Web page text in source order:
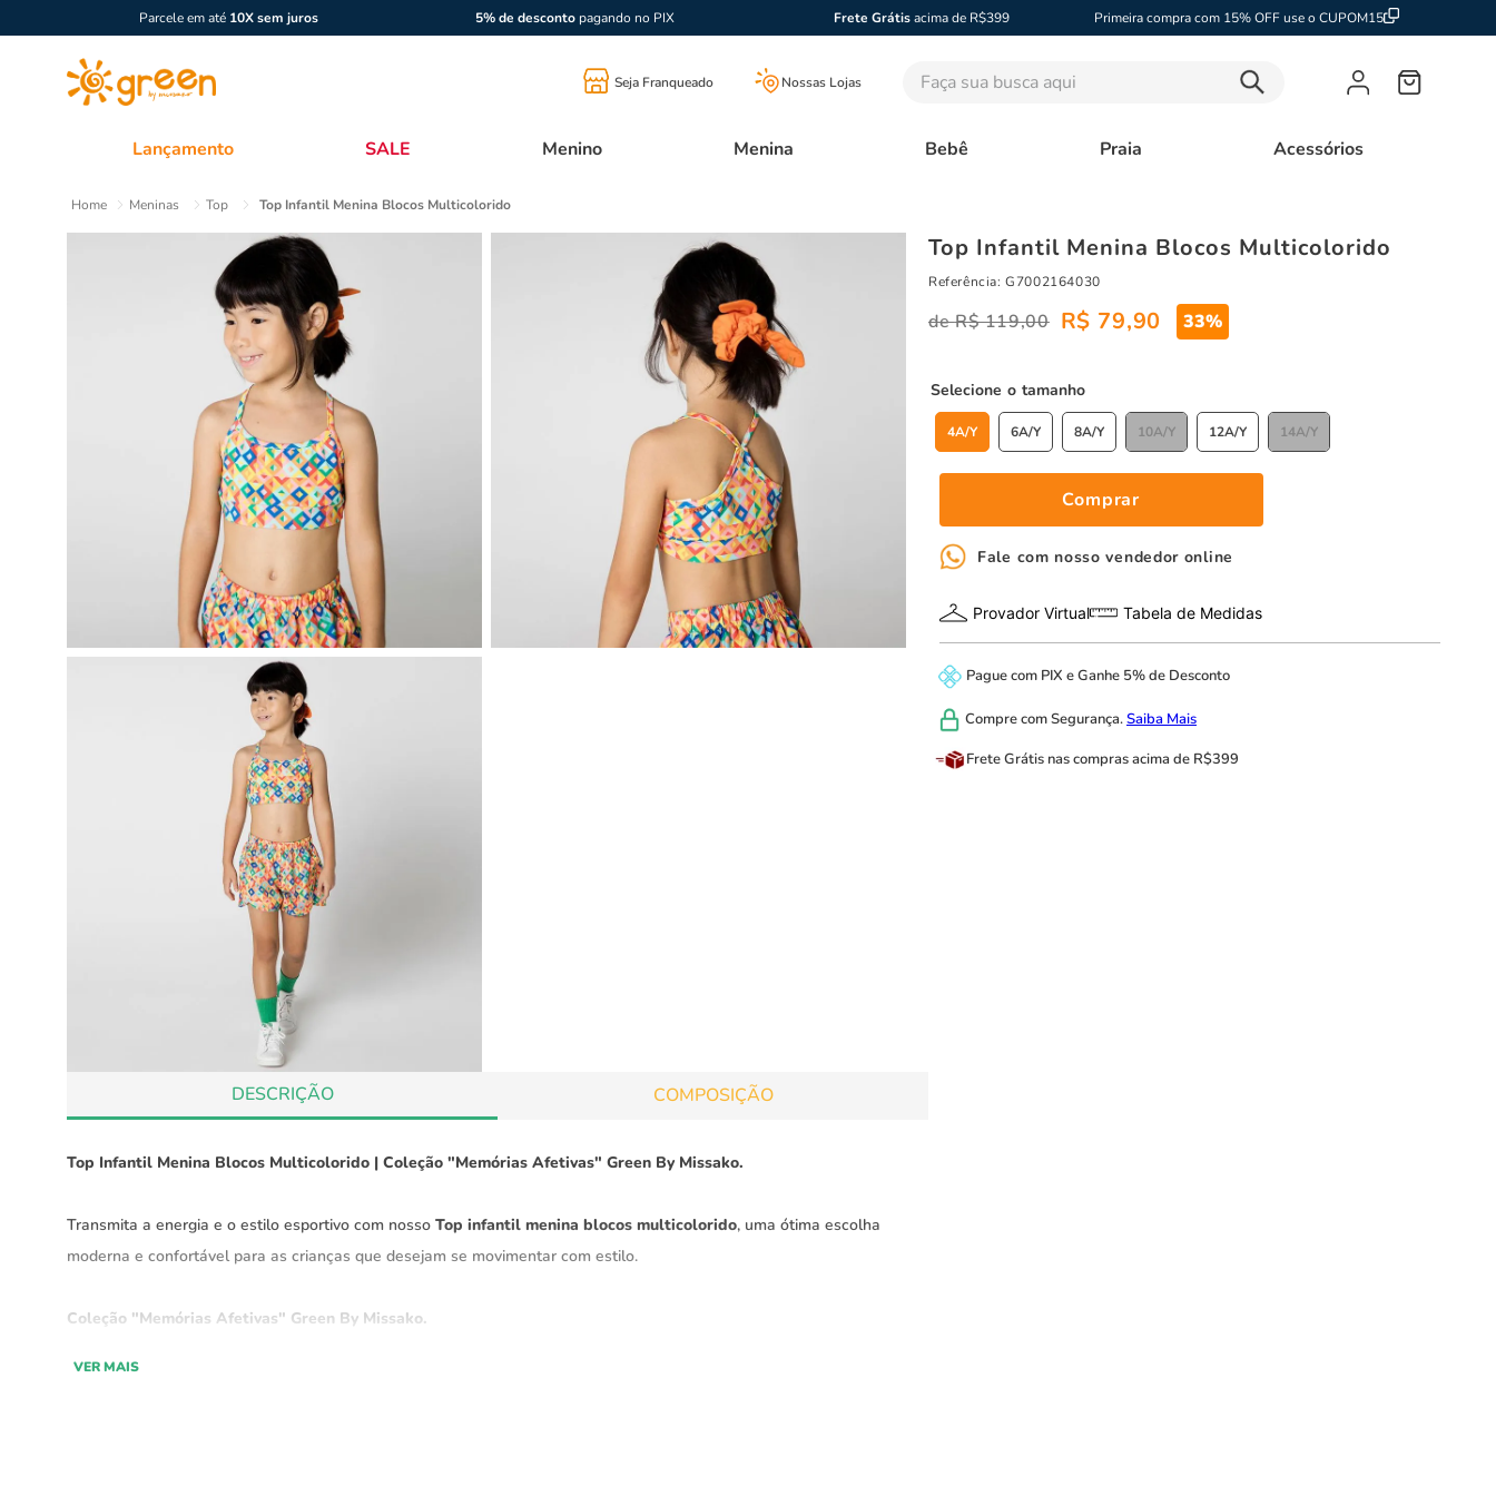
Parcele em até 10X sem juros 5% de descontopagando no PIX Frete Grátisacima de R$399 Primeira compra com 15% OFF use o CUPOM15
Seja Franqueado Nossas Lojas Faça sua busca aqui
Lançamento SALE Menino Menina Bebê Praia Acessórios
Meninas Top Top Infantil Menina Blocos Multicolorido
DESCRIÇÃO COMPOSIÇÃO
Top Infantil Menina Blocos Multicolorido | Coleção "Memórias Afetivas" Green By Missako.
Transmita a energia e o estilo esportivo com nosso Top infantil menina blocos multicolorido, uma ótima escolha
moderna e confortável para as crianças que desejam se movimentar com estilo.
Coleção "Memórias Afetivas" Green By Missako.
VER MAIS
Top Infantil Menina Blocos Multicolorido
Referência:G7002164030
R$ 119,00 R$ 79,90 33%
tamanho
4A/Y 6A/Y 8A/Y 10A/Y 12A/Y 14A/Y
Comprar
Fale com nosso vendedor online
Provador Virtual Tabela de Medidas
Pague com PIX eGanhe 5% de Desconto
Compre comSegurança.Saiba Mais
Frete Grátis nas compras acima de R$399